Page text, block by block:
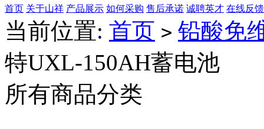
首页 关于山祥 产品展示 如何采购 售后承诺 诚聘英才 在线反馈
当前位置: 首页 > 铅酸免
特UXL-150AH蓄电池
所有商品分类